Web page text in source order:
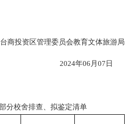
商投资区管理委员会教育文体旅游局
2024年06月07日
校舍排查、拟鉴定清单